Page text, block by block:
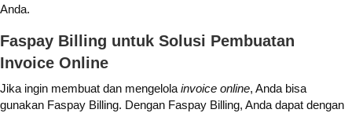
Anda.
Faspay Billing untuk Solusi Pembuatan
Invoice Online
Jika ingin membuat dan mengelola invoice online, Anda bisa
gunakan Faspay Billing. Dengan Faspay Billing, Anda dapat dengan